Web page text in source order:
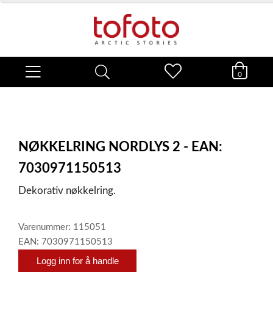
0
NØKKELRING NORDLYS 2 - EAN:
7030971150513
Dekorativ nøkkelring.
Varenummer: 115051
EAN: 7030971150513
Logg inn for å handle